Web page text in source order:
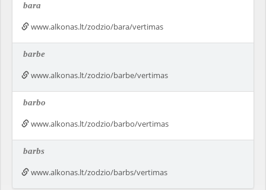
bara
www.alkonas.lt/zodzio/bara/vertimas
barbe
www.alkonas.lt/zodzio/barbe/vertimas
barbo
www.alkonas.lt/zodzio/barbo/vertimas
barbs
www.alkonas.lt/zodzio/barbs/vertimas